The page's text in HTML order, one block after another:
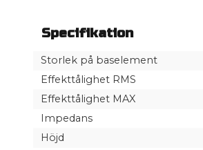
Specifikation
Storlek på baselement
Effekttålighet RMS
Effekttålighet MAX
Impedans
Höjd